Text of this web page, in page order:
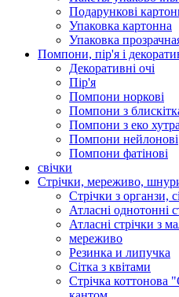
Подарункові
Упаковка картонна
Упаковка
Помпони, пір'я і
Декоративні очі
Пір'я
Помпони норкові
Помпони з
Помпони з еко хутра
Помпони нейлонові
Помпони фатінові
свічки
Стрічки, мереживо,
Стрічки з органзи,
Атласні однотонні
Атласні стрічки з
мереживо
Резинка и липучка
Сітка з квітами
Стрічка коттонова